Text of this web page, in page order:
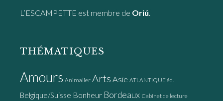
L’ESCAMPETTE est membre de Oriú.
THÉMATIQUES
Amours Animalier Arts Asie ATLANTIQUE éd.
Belgique/Suisse Bonheur Bordeaux Cabinet de lecture